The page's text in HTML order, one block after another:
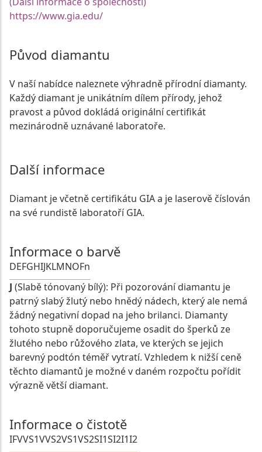
https://www.gia.edu/
Původ diamantu
V naší nabídce naleznete výhradně přírodní diamanty.
Každý diamant je unikátním dílem přírody, jehož
pravost a původ dokládá originální certifikát
mezinárodně uznávané laboratoře.
Další informace
Diamant je včetně certifikátu GIA a je laserově číslován
na své rundistě laboratoří GIA.
Informace o barvě
DEFGHIJKLMNOFn
J (Slabě tónovaný bílý): Při pozorování diamantu je
patrný slabý žlutý nebo hnědý nádech, který ale nemá
žádný negativní dopad na jeho brilanci. Diamanty
tohoto stupně doporučujeme osadit do šperků ze
žlutého nebo růžového zlata, ve kterých se jejich
barevný podtón téměř vytratí. Vzhledem k nižší ceně
těchto diamantů je možné v daném rozpočtu pořídit
výrazně větší diamant.
Informace o čistotě
IFVVS1VVS2VS1VS2SI1SI2I1I2